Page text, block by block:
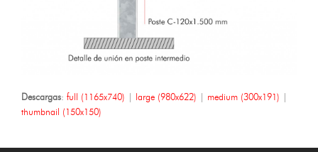
Descargas: full (1165x740) | large (980x622) | medium (300x191) |
thumbnail (150x150)